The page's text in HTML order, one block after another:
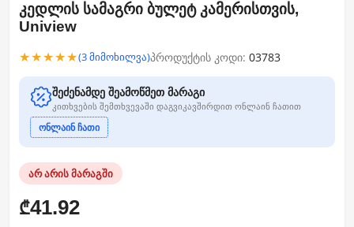
კედლის სამაგრი ბულეტ კამერისთვის,
Uniview
★★★★★(3 მიმოხილვა)პროდუქტის კოდი: 03783
შეძენამდე შეამოწმეთ მარაგი
კითხვების შემთხვევაში დაგვიკავშირდით ონლაინ ჩათით
ონლაინ ჩათი
არ არის მარაგში
₾41.92